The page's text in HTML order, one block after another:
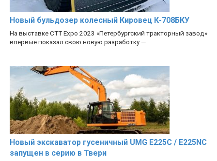
Новый бульдозер колесный Кировец К-708БКУ
На выставке CTT Expo 2023 «Петербургский тракторный завод»
впервые показал свою новую разработку —
Новый экскаватор гусеничный UMG E225C / E225NC
запущен в серию в Твери